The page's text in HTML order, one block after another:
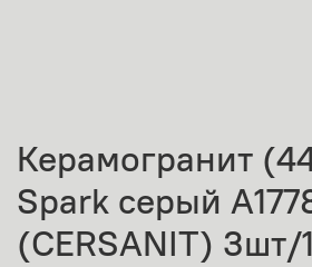
Керамогранит
Spark серый
(CERSANIT) 3шт/